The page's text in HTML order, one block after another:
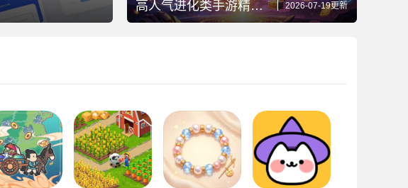
高人气进化类手游精选推荐 2026-07-19更新